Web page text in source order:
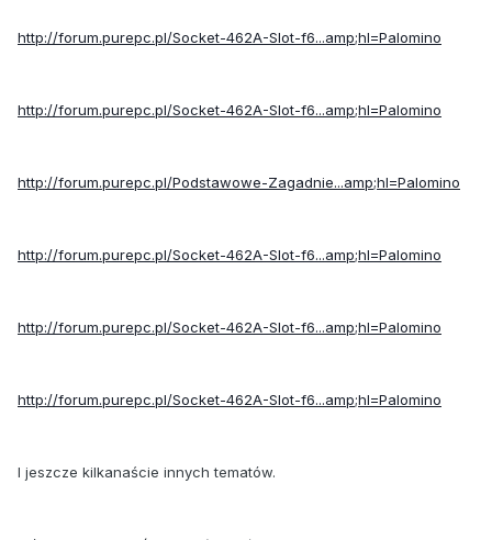
http://forum.purepc.pl/Socket-462A-Slot-f6...amp;hl=Palomino
http://forum.purepc.pl/Socket-462A-Slot-f6...amp;hl=Palomino
http://forum.purepc.pl/Podstawowe-Zagadnie...amp;hl=Palomino
http://forum.purepc.pl/Socket-462A-Slot-f6...amp;hl=Palomino
http://forum.purepc.pl/Socket-462A-Slot-f6...amp;hl=Palomino
http://forum.purepc.pl/Socket-462A-Slot-f6...amp;hl=Palomino
I jeszcze kilkanaście innych tematów.